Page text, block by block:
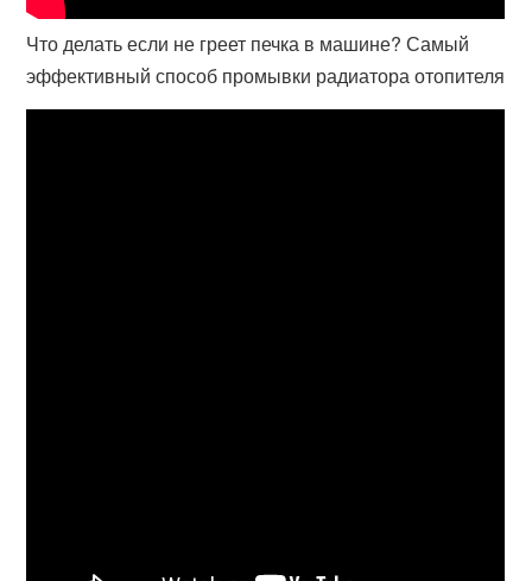
Что делать если не греет печка в машине? Самый
эффективный способ промывки радиатора отопителя